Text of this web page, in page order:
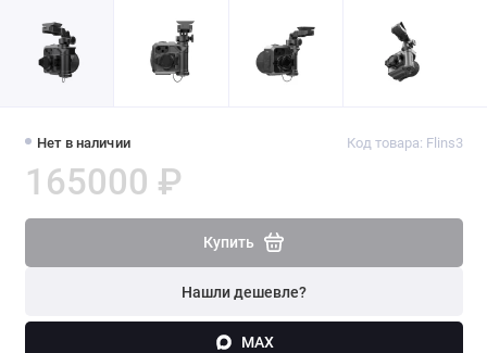
Нет в наличии Код товара: Flins3
165000 ₽
Купить
Нашли дешевле?
MAX